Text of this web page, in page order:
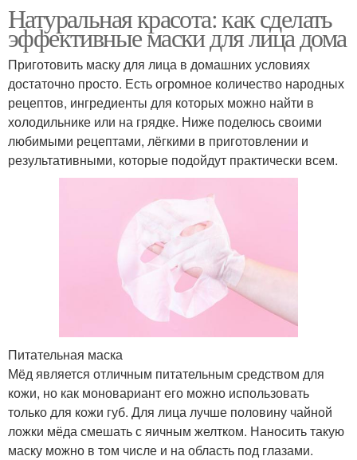
Натуральная красота: как сделать
эффективные маски для лица дома
Приготовить маску для лица в домашних условиях
достаточно просто. Есть огромное количество народных
рецептов, ингредиенты для которых можно найти в
холодильнике или на грядке. Ниже поделюсь своими
любимыми рецептами, лёгкими в приготовлении и
результативными, которые подойдут практически всем.
Питательная маска
Мёд является отличным питательным средством для
кожи, но как моновариант его можно использовать
только для кожи губ. Для лица лучше половину чайной
ложки мёда смешать с яичным желтком. Наносить такую
маску можно в том числе и на область под глазами.